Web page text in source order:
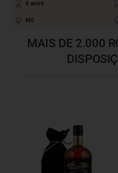
6 anos
MG
MAIS DE 2.000